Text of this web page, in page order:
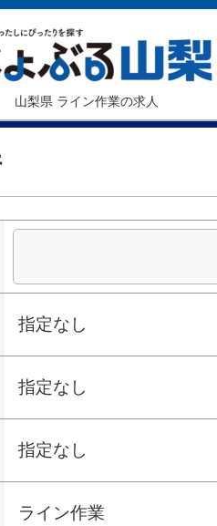
山梨県 ライン作業の求人
指定なし
指定なし
指定なし
ライン作業